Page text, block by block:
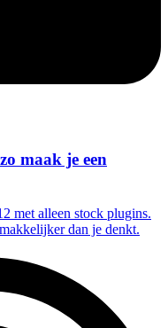
maak je een
met alleen stock plugins.
dan je denkt.